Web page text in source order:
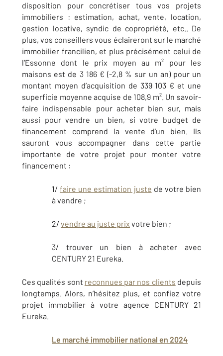
disposition pour concrétiser tous vos projets
immobiliers : estimation, achat, vente, location,
gestion locative, syndic de copropriété, etc.. De
plus, vos conseillers vous éclaireront sur le marché
immobilier francilien, et plus précisément celui de
l’Essonne dont le prix moyen au m² pour les
maisons est de 3 186 € (-2,8 % sur un an) pour un
montant moyen d’acquisition de 339 103 € et une
superficie moyenne acquise de 108,9 m². Un savoir-
faire indispensable pour acheter bien sur, mais
aussi pour vendre un bien, si votre budget de
financement comprend la vente d’un bien. Ils
sauront vous accompagner dans cette partie
importante de votre projet pour monter votre
financement :
1/faire une estimation juste de votre bien
à vendre ;
2/ vendre au juste prix votre bien ;
3/ trouver un bien à acheter avec
CENTURY 21 Eureka.
Ces qualités sont reconnues par nos clients depuis
longtemps. Alors, n’hésitez plus, et confiez votre
projet immobilier à votre agence CENTURY 21
Eureka.
Le marché immobilier national en 2024